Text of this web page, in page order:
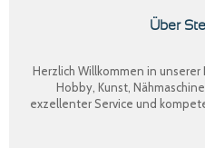
Über
Herzlich Willkommen in
Hobby, Kunst,
exzellenter Service und